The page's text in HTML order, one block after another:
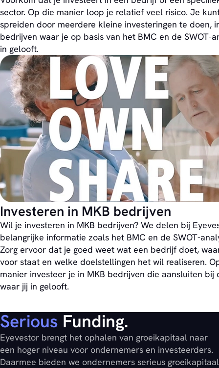
sector. Op die manier loop je relatief veel risico. Je
spreiden door meerdere kleine investeringen te doen,
bedrijven waar je op basis van het BMC en de SWOT-
in gelooft.
Investeren in MKB bedrijven
Wil je investeren in MKB bedrijven? We delen bij
belangrijke informatie zoals het BMC en de SWOT-
Zorg ervoor dat je goed weet wat een bedrijf doet,
voor staat en welke doelstellingen het wil realiseren.
manier investeer je in MKB bedrijven die aansluiten bij
waar jij in gelooft.
Serious Funding.
Eyevestor brengt het ophalen van groeikapitaal naar
een hoger niveau voor ondernemers en investeerders.
Daarmee bieden we ondernemers serieus groeikapitaal